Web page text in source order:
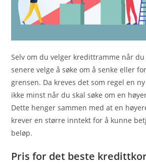
Selv om du velger kredittramme når du
senere velge å søke om å senke eller
grensen. Da kreves det som regel en
ikke minst når du skal søke om en
Dette henger sammen med at en
krever en større inntekt for å kunne
beløp.
Pris for det beste